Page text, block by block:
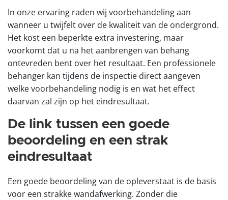
In onze ervaring raden wij voorbehandeling aan
wanneer u twijfelt over de kwaliteit van de ondergrond.
Het kost een beperkte extra investering, maar
voorkomt dat u na het aanbrengen van behang
ontevreden bent over het resultaat. Een professionele
behanger kan tijdens de inspectie direct aangeven
welke voorbehandeling nodig is en wat het effect
daarvan zal zijn op het eindresultaat.
De link tussen een goede
beoordeling en een strak
eindresultaat
Een goede beoordeling van de opleverstaat is de basis
voor een strakke wandafwerking. Zonder die